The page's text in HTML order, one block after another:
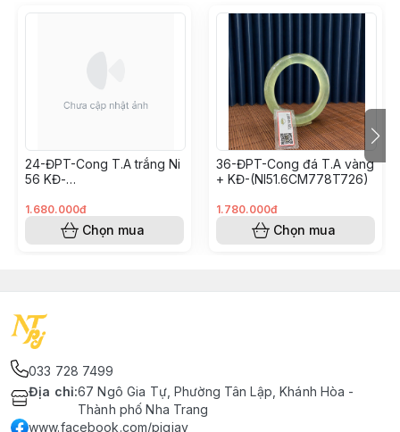
24-ĐPT-Cong T.A trắng Ni
56 KĐ-
1.680.000đ
Chọn mua
36-ĐPT-Cong đá T.A vàng
+ KĐ-(NI51.6CM778T726)
1.780.000đ
Chọn mua
033 728 7499
Địa chỉ:67 Ngô Gia Tự, Phường Tân Lập, Khánh Hòa -
Thành phố Nha Trang
www.facebook.com/pjgiay